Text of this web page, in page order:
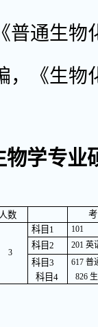
普通生
，《生物
学专
人数
3
科目1 101
科目2 201 英
科目3
617 普
科目4 826